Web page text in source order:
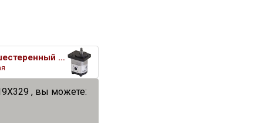
Насос шестеренный гидравлическ
, вы можете: